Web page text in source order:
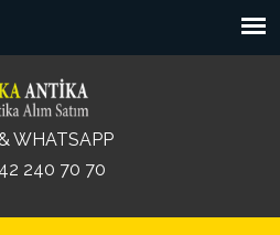
WHATSAPP
240 70 70